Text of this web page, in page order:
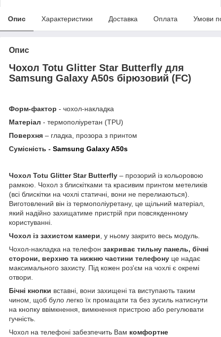
Опис Характеристики Доставка Оплата Умови
Опис
Чохол Totu Glitter Star Butterfly для
Samsung Galaxy A50s бірюзовий (FC)
Форм-фактор - чохол-накладка
Матеріал - термополіуретан (TPU)
Поверхня – гладка, прозора з принтом
Сумісність - Samsung Galaxy A50s
Чохол Totu Glitter Star Butterfly – прозорий із кольоровою
рамкою. Чохол з блискітками та красивим принтом метеликів
(всі блискітки на чохлі статичні, вони не перелиаються).
Виготовлений він із термополіуретану, це щільний матеріал,
який надійно захищатиме пристрій при повсякденному
користуванні.
Чохол із захистом камери, у ньому закрито весь модуль.
Чохол-накладка на телефон закриває тильну панель, бічні
сторони, верхню та нижню частини телефону це надає
максимального захисту. Під кожен роз'єм на чохлі є окремі
отвори.
Бічні кнопки вставні, вони захищені та виступають таким
чином, щоб було легко їх промацати та без зусиль натиснути
на кнопку ввімкнення, вимкнення пристрою або регулювати
гучність.
Чохол на телефоні забезпечить Вам комфортне